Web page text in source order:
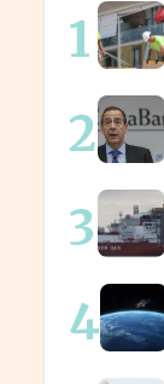
1
2
3
4